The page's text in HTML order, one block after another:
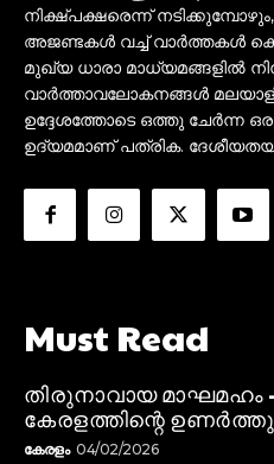
നിക്ഷ്പക്ഷരെന്ന്
അജണ്ടകൾ വച്ച് വാർത്തകൾ
മുഖ്യ ധാരാ മാധ്യമങ്ങളിൽ
വാർത്താവലോകനങ്ങൾ
ഉദ്ദേശത്തോടെ ഒത്തു ചേർന്ന ഒരു
ഉദ്യമമാണ് പത്രിക.
Must Read
തിരുനാവായ മാഘമഹം
കേരളത്തിന്റെ
കേരളം 04/02/2026